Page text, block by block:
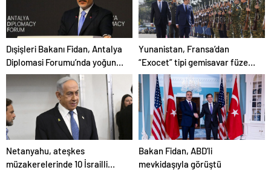
Dışişleri Bakanı Fidan, Antalya
Diplomasi Forumu’nda yoğun
diplomasi trafiğini sürdürdü
Yunanistan, Fransa’dan
“Exocet” tipi gemisavar füze
almaya hazırlanıyor
Netanyahu, ateşkes
müzakerelerinde 10 İsrailli
Bakan Fidan, ABD’li
mevkidaşıyla görüştü